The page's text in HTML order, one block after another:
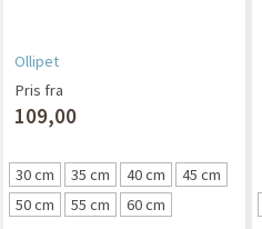
Ollipet
Pris fra
109,00
30 cm 35 cm 40 cm
45 cm
50 cm
55 cm 60 cm